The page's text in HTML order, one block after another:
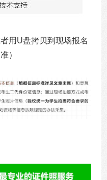
用U盘拷贝到现场报名
）